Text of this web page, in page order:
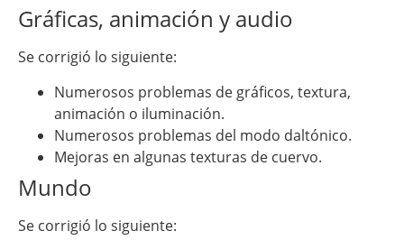
Gráficas, animación y audio
Se corrigió lo siguiente:
Numerosos problemas de gráficos, textura,
animación o iluminación.
Numerosos problemas del modo daltónico.
Mejoras en algunas texturas de cuervo.
Mundo
Se corrigió lo siguiente: